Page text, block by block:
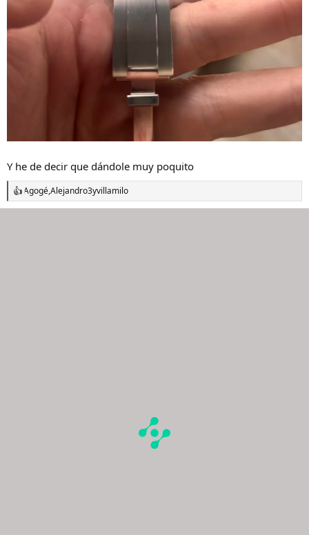
Y he de decir que dándole muy poquito
R
e
Agogé,Alejandro3yvillamilo